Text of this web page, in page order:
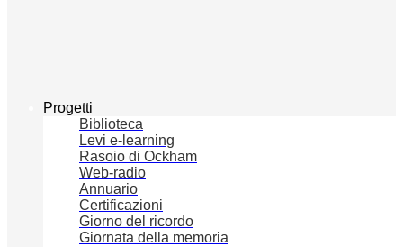
Progetti
Biblioteca
Levi e-learning
Rasoio di Ockham
Web-radio
Annuario
Certificazioni
Giorno del ricordo
Giornata della memoria